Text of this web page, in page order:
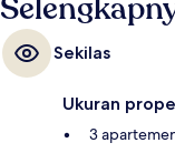
Sekilas
Ukuran
3